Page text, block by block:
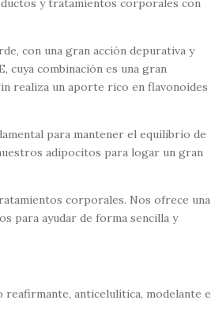
con una gran acción depurativa y
cuya combinación es una gran
realiza un aporte rico en flavonoides
para mantener el equilibrio de
adipocitos para logar un gran
corporales. Nos ofrece una
para ayudar de forma sencilla y
anticelulítica, modelante e